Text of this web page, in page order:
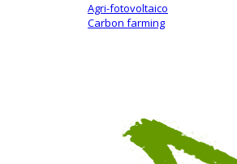
Agri-fotovoltaico
Carbon farming